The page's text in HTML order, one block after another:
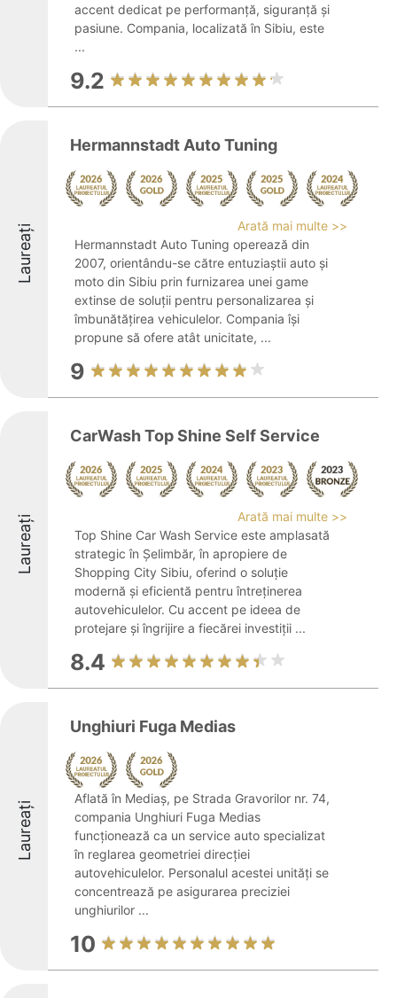
accent dedicat pe performanță, siguranță și
pasiune. Compania, localizată în Sibiu, este
...
9.2
Laureați
Hermannstadt Auto Tuning
Arată mai multe >>
Hermannstadt Auto Tuning operează din
2007, orientându-se către entuziaștii auto și
moto din Sibiu prin furnizarea unei game
extinse de soluții pentru personalizarea și
îmbunătățirea vehiculelor. Compania își
propune să ofere atât unicitate, ...
9
Laureați
CarWash Top Shine Self Service
Arată mai multe >>
Top Shine Car Wash Service este amplasată
strategic în Șelimbăr, în apropiere de
Shopping City Sibiu, oferind o soluție
modernă și eficientă pentru întreținerea
autovehiculelor. Cu accent pe ideea de
protejare și îngrijire a fiecărei investiții ...
8.4
Laureați
Unghiuri Fuga Medias
Aflată în Mediaș, pe Strada Gravorilor nr. 74,
compania Unghiuri Fuga Medias
funcționează ca un service auto specializat
în reglarea geometriei direcției
autovehiculelor. Personalul acestei unități se
concentrează pe asigurarea preciziei
unghiurilor ...
10